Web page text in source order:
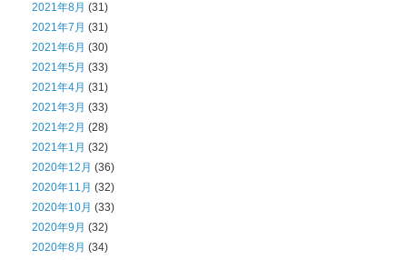
2021年8月 (31)
2021年7月 (31)
2021年6月 (30)
2021年5月 (33)
2021年4月 (31)
2021年3月 (33)
2021年2月 (28)
2021年1月 (32)
2020年12月 (36)
2020年11月 (32)
2020年10月 (33)
2020年9月 (32)
2020年8月 (34)